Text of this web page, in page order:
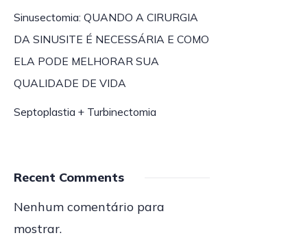
Sinusectomia: QUANDO A CIRURGIA
DA SINUSITE É NECESSÁRIA E COMO
ELA PODE MELHORAR SUA
QUALIDADE DE VIDA
Septoplastia + Turbinectomia
Recent Comments
Nenhum comentário para
mostrar.